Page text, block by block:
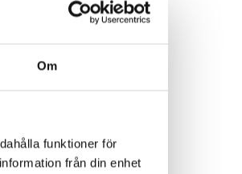
Om
funktioner för
från din enhet